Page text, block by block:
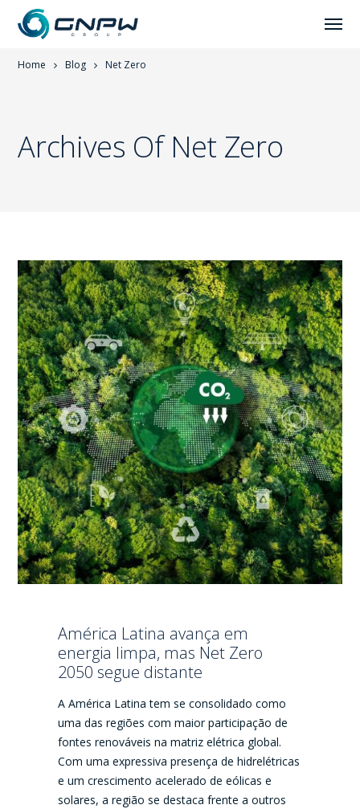
Home Blog Net Zero
Archives Of Net Zero
América Latina avança em
energia limpa, mas Net Zero
2050 segue distante
A América Latina tem se consolidado como
uma das regiões com maior participação de
fontes renováveis na matriz elétrica global.
Com uma expressiva presença de hidrelétricas
e um crescimento acelerado de eólicas e
solares, a região se destaca frente a outros